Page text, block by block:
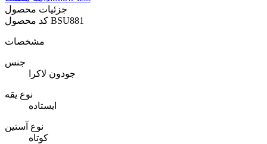
جزئیات محصول
BSU881
مشخصات
جنس
جودون لاکرا
نوع یقه
ایستاده
نوع آستین
کوتاه